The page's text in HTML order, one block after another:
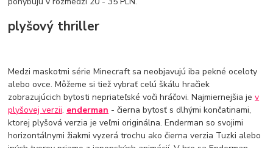
plyšový thriller
Medzi maskotmi série Minecraft sa neobjavujú iba pekné oceloty
alebo ovce. Môžeme si tiež vybrať celú škálu hračiek
zobrazujúcich bytosti nepriateľské voči hráčovi. Najmiernejšia jev
plyšovej verzii. enderman - čierna bytosť s dlhými končatinami,
ktorej plyšová verzia je veľmi originálna. Enderman so svojimi
horizontálnymi žiakmi vyzerá trochu ako čierna verzia Tuzki alebo